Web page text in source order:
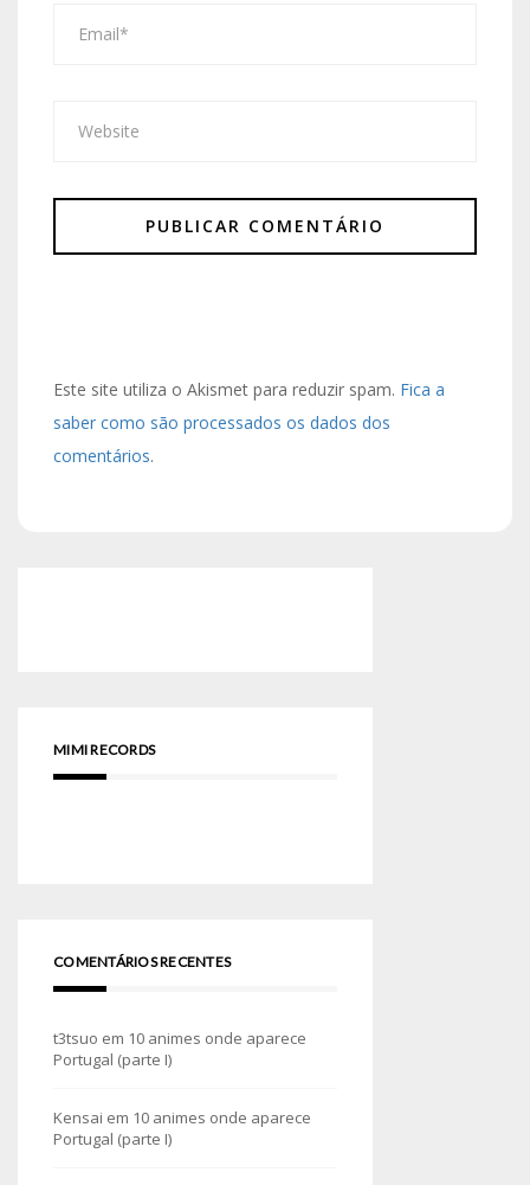
Este site utiliza o Akismet para reduzir spam. Fica a
saber como são processados os dados dos
comentários.
MIMI RECORDS
COMENTÁRIOS RECENTES
t3tsuo em 10 animes onde aparece
Portugal (parte I)
Kensai em 10 animes onde aparece
Portugal (parte I)